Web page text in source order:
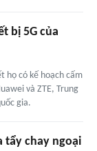
bị 5G của
họ có kế hoạch cấm
và ZTE, Trung
gia.
tẩy chay ngoại